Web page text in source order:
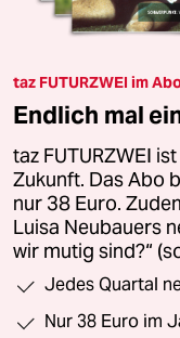
taz FUTURZWEI im
Endlich mal
taz FUTURZWEI
Zukunft. Das Abo
nur 38 Euro.
Luisa Neubauers
wir mutig sind?“
Jedes Quartal
Nur 38 Euro im